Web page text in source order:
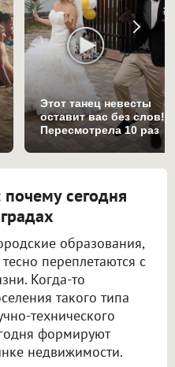
Этот танец невесты
оставит вас без слов!
Пересмотрела 10 раз
сегодня
образования,
переплетаются с
Когда-то
такого типа
технического
формируют
недвижимости.